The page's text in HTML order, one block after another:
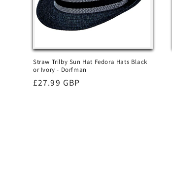
Straw Trilby Sun Hat Fedora Hats Black
or Ivory - Dorfman
Normaler
£27.99 GBP